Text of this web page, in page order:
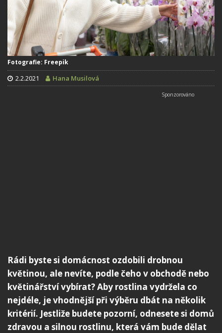
Fotografie: Freepik
2.2.2021 Hana Musilová
Rádi byste si domácnost ozdobili drobnou
květinou, ale nevíte, podle čeho v obchodě nebo
květinářství vybírat? Aby rostlina vydržela co
nejdéle, je vhodnější při výběru dbát na několik
kritérií. Jestliže budete pozorní, odnesete si domů
zdravou a silnou rostlinu, která vám bude dělat